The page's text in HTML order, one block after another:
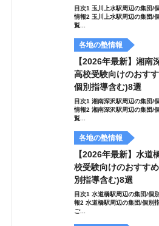
目次1 玉川上水駅周辺の集団/
情報2 玉川上水駅周辺の集団/
覧...
各地の塾情報
【2026年最新】湘南
高校受験向けのおす
個別指導含む)8選
目次1 湘南深沢駅周辺の集団/
情報2 湘南深沢駅周辺の集団/
覧...
各地の塾情報
【2026年最新】水道
校受験向けのおすす
別指導含む)8選
目次1 水道橋駅周辺の集団/個
報2 水道橋駅周辺の集団/個別
ご...